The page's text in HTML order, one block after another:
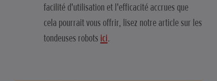
facilité d'utilisation et l'efficacité accrues que
cela pourrait vous offrir, lisez notre article sur les
tondeuses robots ici.